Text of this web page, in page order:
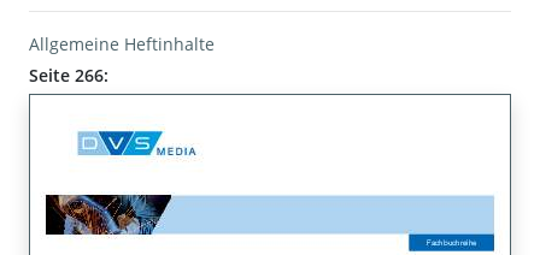
Allgemeine Heftinhalte
Seite 266: